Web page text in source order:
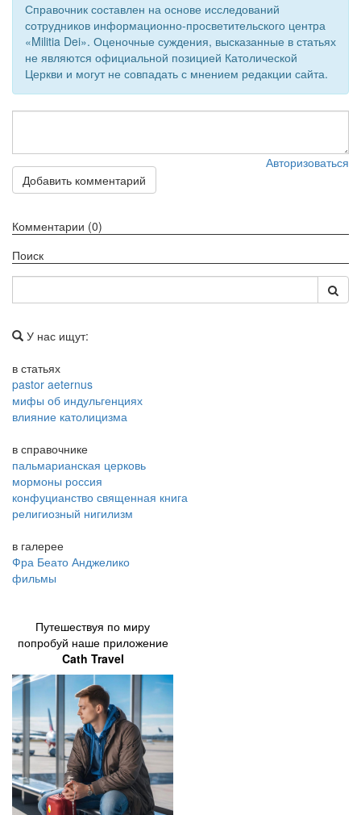
Справочник составлен на основе исследований
сотрудников информационно-просветительского центра
«Militia Dei». Оценочные суждения, высказанные в статьях
не являются официальной позицией Католической
Церкви и могут не совпадать с мнением редакции сайта.
Авторизоваться
Добавить комментарий
Комментарии (0)
Поиск
У нас ищут:
в статьях
pastor aeternus
мифы об индульгенциях
влияние католицизма
в справочнике
пальмарианская церковь
мормоны россия
конфуцианство священная книга
религиозный нигилизм
в галерее
Фра Беато Анджелико
фильмы
Путешествуя по миру
попробуй наше приложение
Cath Travel